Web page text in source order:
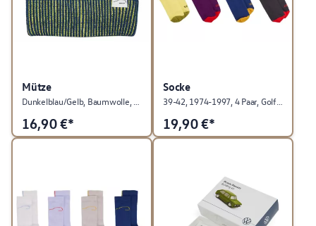
Mütze
Dunkelblau/Gelb, Baumwolle, Golf Kollektion
16,90€*
Socke
39-42, 1974-1997, 4 Paar, Golf Kollektion
19,90€*